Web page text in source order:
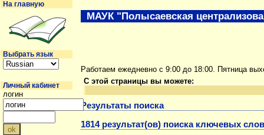
Работаем ежедневно с 9:00 до 18:00. Пятница
С этой страницы вы можете:
Результаты поиска
1814 результат(ов) поиска ключевых
МАУК "Полысаевская
На главную
Выбрать язык
Личный кабинет
логин